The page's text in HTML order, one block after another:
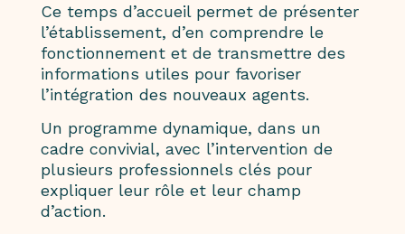
Ce temps d’accueil permet de présenter
l’établissement, d’en comprendre le
fonctionnement et de transmettre des
informations utiles pour favoriser
l’intégration des nouveaux agents.
Un programme dynamique, dans un
cadre convivial, avec l’intervention de
plusieurs professionnels clés pour
expliquer leur rôle et leur champ
d’action.